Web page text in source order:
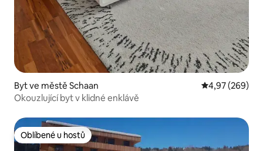
Byt ve městě Schaan Průměrné
4,97 (269)
Okouzlující byt v klidné enklávě
Oblíbené u hostů
Oblíbené u hostů